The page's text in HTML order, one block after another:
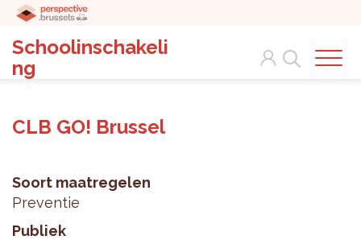
Schoolinschakeli
ng
Search
CLB GO! Brussel
Soort maatregelen
Preventie
Publiek